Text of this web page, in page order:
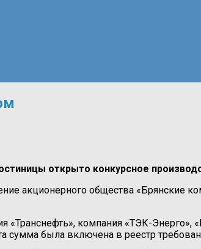
открыто конкурсное
акционерного общества «Брянские
компания «ТЭК-Энерго»,
сумма была включена в реестр